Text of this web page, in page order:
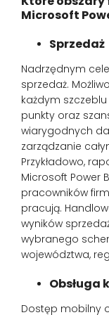
Microsoft
Sprzedaż
Nadrzędnym
sprzedaż.
każdym
punkty oraz
wiarygodnych
zarządzanie
Przykładowo,
Microsoft Power
pracowników
pracują.
wyników
wybranego
województwa,
Obsługa
Dostęp mobilny